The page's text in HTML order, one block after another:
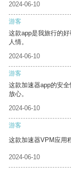
2024-06-10
游客
这款app是我旅行的
人情。
2024-06-10
游客
这款加速器app的安
放心。
2024-06-10
游客
这款加速器VPM应用
2024-06-10